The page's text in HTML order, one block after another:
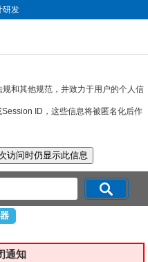
研发
和其他规范，并致力于用户的个人信
ID，这些信息将被匿名化后作
通知